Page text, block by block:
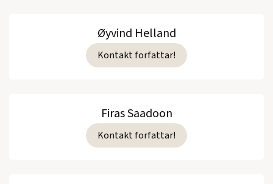
Øyvind Helland
Kontakt forfattar!
Firas Saadoon
Kontakt forfattar!